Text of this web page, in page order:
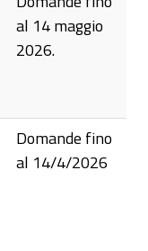
al 14 maggio
2026.
Domande fino
al 14/4/2026